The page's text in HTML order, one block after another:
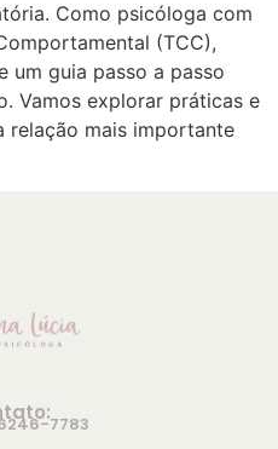
Como psicóloga com
(TCC),
um guia passo a passo
Vamos explorar práticas e
relação mais importante
7783